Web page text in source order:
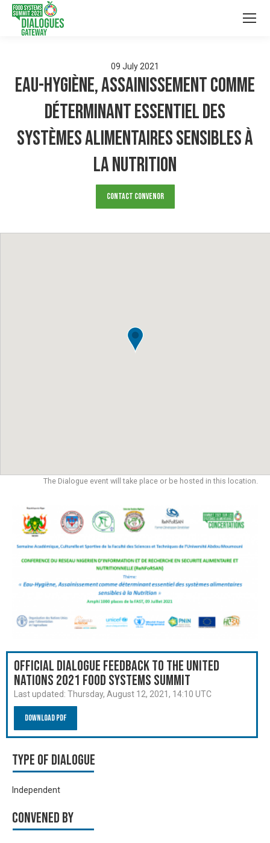
09 July 2021
Eau-Hygiène, Assainissement comme
déterminant essentiel des
systèmes alimentaires sensibles à
la Nutrition
Contact Convenor
The Dialogue event will take place or be hosted in this location.
Official Dialogue Feedback to the United
Nations 2021 Food Systems Summit
Last updated: Thursday, August 12, 2021, 14:10 UTC
Download PDF
Type of Dialogue
Independent
Convened by